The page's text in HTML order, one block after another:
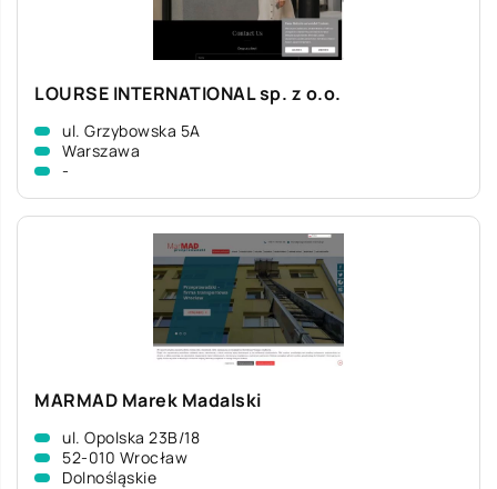
LOURSE INTERNATIONAL sp. z o.o.
ul. Grzybowska 5A
Warszawa
-
MARMAD Marek Madalski
ul. Opolska 23B/18
52-010 Wrocław
Dolnośląskie